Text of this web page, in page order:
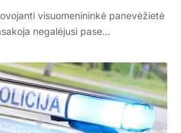
visuomenininkė panevėžietė
negalėjusi pase…